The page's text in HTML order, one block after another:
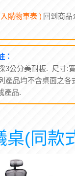
購物車表 ) 回到商品
︰
3公分美耐板. 尺寸:
產品均不含桌面之各
產品.
桌(同款